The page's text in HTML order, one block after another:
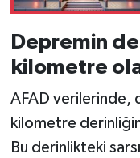
Depremin
kilometre
AFAD verilerinde,
kilometre
Bu derinlikteki